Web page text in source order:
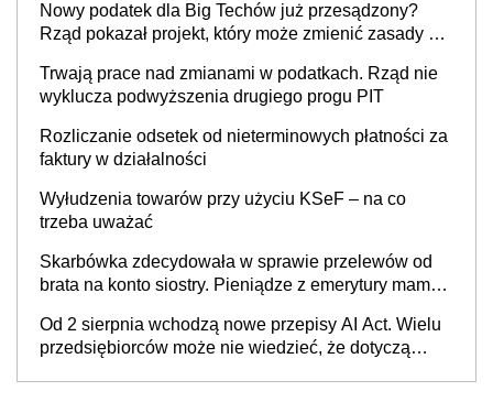
Nowy podatek dla Big Techów już przesądzony?
Rząd pokazał projekt, który może zmienić zasady gry
Trwają prace nad zmianami w podatkach. Rząd nie
wyklucza podwyższenia drugiego progu PIT
Rozliczanie odsetek od nieterminowych płatności za
faktury w działalności
Wyłudzenia towarów przy użyciu KSeF – na co
trzeba uważać
Skarbówka zdecydowała w sprawie przelewów od
brata na konto siostry. Pieniądze z emerytury mamy
będzie
Od 2 sierpnia wchodzą nowe przepisy AI Act. Wielu
przedsiębiorców może nie wiedzieć, że dotyczą